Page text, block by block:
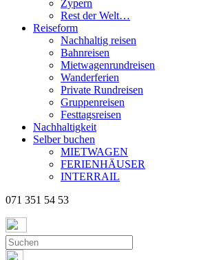
Zypern
Rest der Welt…
Reiseform
Nachhaltig reisen
Bahnreisen
Mietwagenrundreisen
Wanderferien
Private Rundreisen
Gruppenreisen
Festtagsreisen
Nachhaltigkeit
Selber buchen
MIETWAGEN
FERIENHÄUSER
INTERRAIL
071 351 54 53